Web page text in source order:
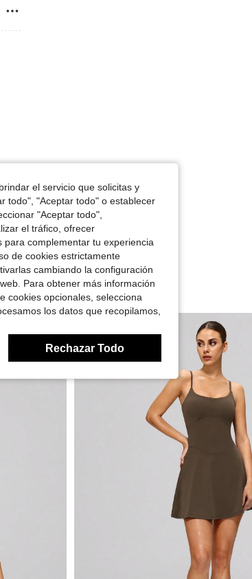
80 cm / 31 in, Color: Blanco, Talla: S
el servicio que solicitas y
todo", "Aceptar todo" o establecer
"Aceptar todo",
el tráfico, ofrecer
complementar tu experiencia
de cookies estrictamente
cambiando la configuración
Para obtener más información
cookies opcionales, selecciona
los datos que recopilamos,
Rechazar Todo